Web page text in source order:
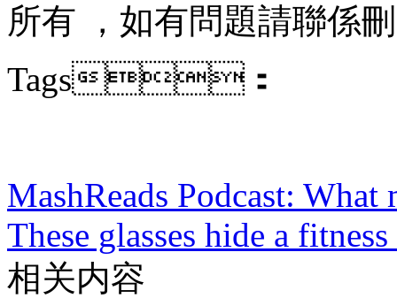
所有  ，如有問題請聯係刪除
Tags：
MashReads Podcast: What
These glasses hide a
相关内容